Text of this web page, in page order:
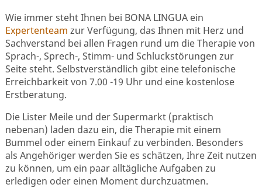
Wie immer steht Ihnen bei BONA LINGUA ein
Expertenteam zur Verfügung, das Ihnen mit Herz und
Sachverstand bei allen Fragen rund um die Therapie von
Sprach-, Sprech-, Stimm- und Schluckstörungen zur
Seite steht. Selbstverständlich gibt eine telefonische
Erreichbarkeit von 7.00 -19 Uhr und eine kostenlose
Erstberatung.
Die Lister Meile und der Supermarkt (praktisch
nebenan) laden dazu ein, die Therapie mit einem
Bummel oder einem Einkauf zu verbinden. Besonders
als Angehöriger werden Sie es schätzen, Ihre Zeit nutzen
zu können, um ein paar alltägliche Aufgaben zu
erledigen oder einen Moment durchzuatmen.